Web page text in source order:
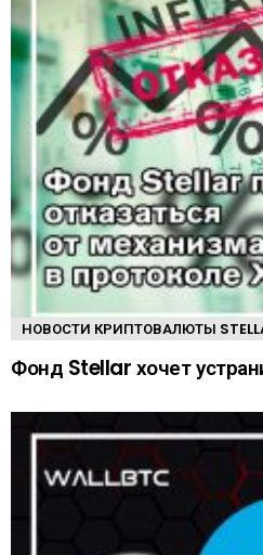
НОВОСТИ КРИПТОВАЛЮТЫ
Фонд Stellar хочет